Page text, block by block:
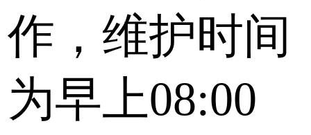
作，维护时间
为早上08:00